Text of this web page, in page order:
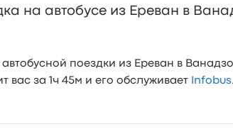
на автобусе из Ереван в
поездки из Ереван в
за 1ч 45м и его обслуживает
Infobus.